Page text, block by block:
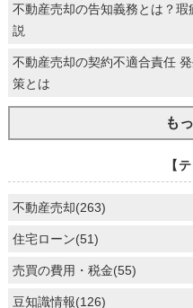
不動産売却の告知義務とは？
説
不動産売却の契約不適合責任
策とは
も
【
不動産売却(263)
住宅ローン(51)
売買の費用・税金(55)
豆知識情報(126)